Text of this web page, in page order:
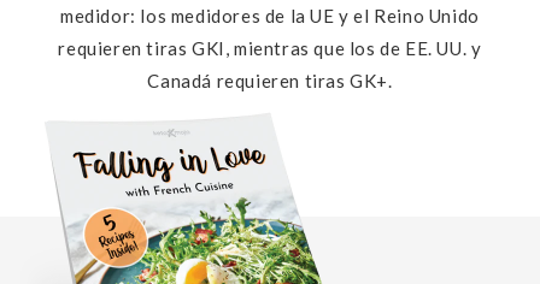
medidor: los medidores de la UE y el Reino Unido
requieren tiras GKI, mientras que los de EE. UU. y
Canadá requieren tiras GK+.